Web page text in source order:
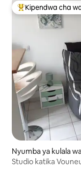
Kipendwa maarufu
Kipendwa cha
Nyumba ya kulala
Biard
Studio katika